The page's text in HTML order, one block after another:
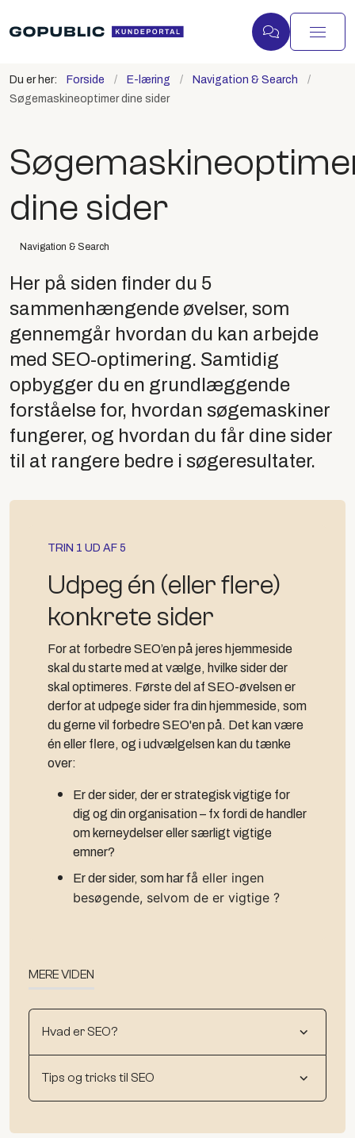
Du er her: Forside E-læring
Navigation & Search
Søgemaskineoptimer dine sider
dine sider
Navigation & Search
Her på siden finder du 5
sammenhængende øvelser, som
gennemgår hvordan du kan arbejde
med SEO-optimering. Samtidig
opbygger du en grundlæggende
forståelse for, hvordan søgemaskiner
fungerer, og hvordan du får dine sider
til at rangere bedre i søgeresultater.
TRIN 1 UD AF 5
Udpeg én (eller flere)
konkrete sider
For at forbedre SEO’en på jeres hjemmeside
skal du starte med at vælge, hvilke sider der
skal optimeres. Første del af SEO-øvelsen er
derfor at udpege sider fra din hjemmeside, som
du gerne vil forbedre SEO'en på. Det kan være
én eller flere, og i udvælgelsen kan du tænke
over:
Er der sider, der er strategisk vigtige for
dig og din organisation – fx fordi de handler
om kerneydelser eller særligt vigtige
emner?
Er der sider, som harfå eller ingen
besøgende, selvom de er vigtige ?
MERE VIDEN
Hvad er SEO?
Tips og tricks til SEO